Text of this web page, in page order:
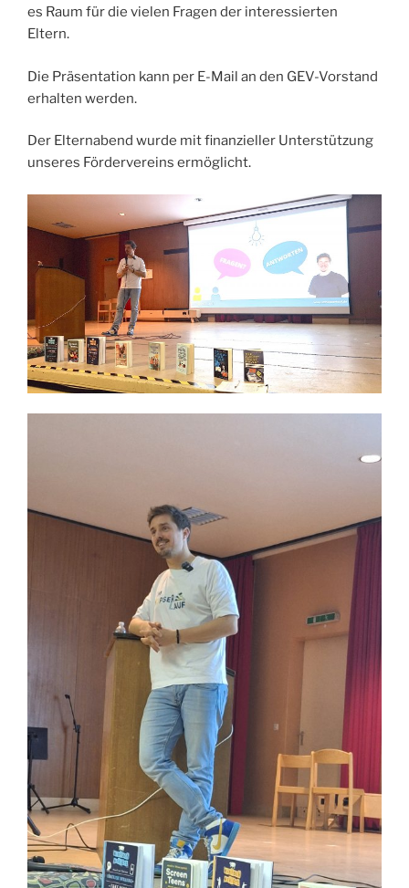
es Raum für die vielen Fragen der interessierten
Eltern.
Die Präsentation kann per E-Mail an den GEV-Vorstand
erhalten werden.
Der Elternabend wurde mit finanzieller Unterstützung
unseres Fördervereins ermöglicht.